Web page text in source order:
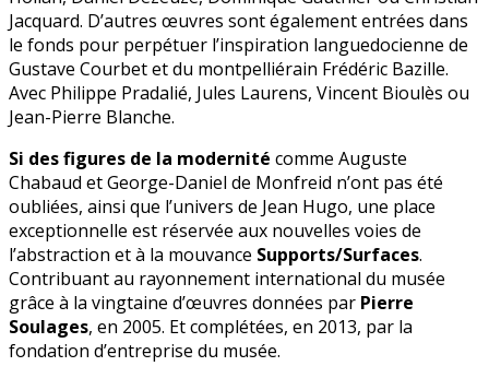
Jacquard. D’autres œuvres sont également entrées dans
le fonds pour perpétuer l’inspiration languedocienne de
Gustave Courbet et du montpelliérain Frédéric Bazille.
Avec Philippe Pradalié, Jules Laurens, Vincent Bioulès ou
Jean-Pierre Blanche.
Si des figures de la modernité comme Auguste
Chabaud et George-Daniel de Monfreid n’ont pas été
oubliées, ainsi que l’univers de Jean Hugo, une place
exceptionnelle est réservée aux nouvelles voies de
l’abstraction et à la mouvance Supports/Surfaces.
Contribuant au rayonnement international du musée
grâce à la vingtaine d’œuvres données par Pierre
Soulages, en 2005. Et complétées, en 2013, par la
fondation d’entreprise du musée.